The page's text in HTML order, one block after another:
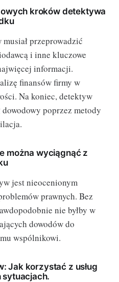
kroków detektywa
przeprowadzić
i inne kluczowe
informacji.
finansów firmy w
Na koniec, detektyw
poprzez metody
można wyciągnąć z
jest nieocenionym
prawnych. Bez
nie byłby w
dowodów do
wspólnikowi.
Jak korzystać z usług